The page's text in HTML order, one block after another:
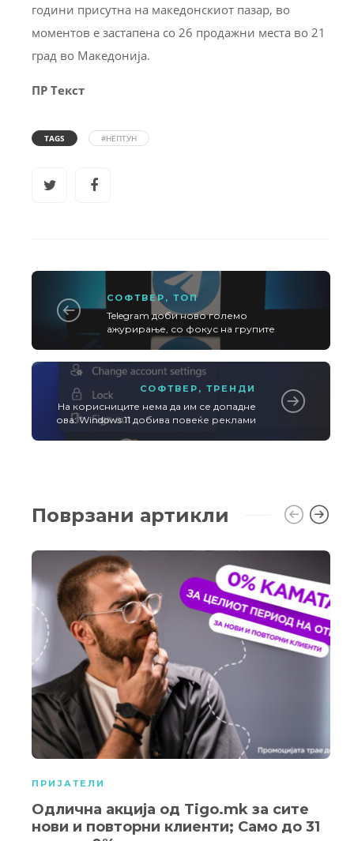
години присутна на македонскиот пазар, во
моментов е застапена со 26 продажни места во 21
град во Македонија.
ПР Текст
TAGS #НЕПТУН
СОФТВЕР , ТОП
Telegram доби ново големо
ажурирање, со фокус на групите
СОФТВЕР , ТРЕНДИ
На корисниците нема да им се допадне
ова: Windows 11 добива повеќе реклами
Поврзани артикли
ПРИЈАТЕЛИ
Одлична акција од Tigo.mk за сите
нови и повторни клиенти; Само до 31